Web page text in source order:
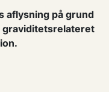
aflysning på grund
graviditetsrelateret